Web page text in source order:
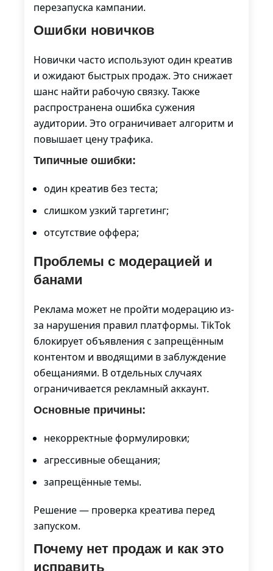
перезапуска кампании.
Ошибки новичков
Новички часто используют один креатив
и ожидают быстрых продаж. Это снижает
шанс найти рабочую связку. Также
распространена ошибка сужения
аудитории. Это ограничивает алгоритм и
повышает цену трафика.
Типичные ошибки:
один креатив без теста;
слишком узкий таргетинг;
отсутствие оффера;
Проблемы с модерацией и
банами
Реклама может не пройти модерацию из-
за нарушения правил платформы. TikTok
блокирует объявления с запрещённым
контентом и вводящими в заблуждение
обещаниями. В отдельных случаях
ограничивается рекламный аккаунт.
Основные причины:
некорректные формулировки;
агрессивные обещания;
запрещённые темы.
Решение — проверка креатива перед
запуском.
Почему нет продаж и как это
исправить